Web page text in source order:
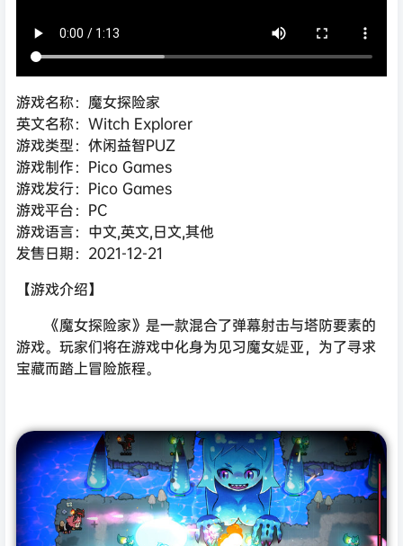
游戏名称：魔女探险家
英文名称：Witch Explorer
游戏类型：休闲益智PUZ
游戏制作：Pico Games
游戏发行：Pico Games
游戏平台：PC
游戏语言：中文,英文,日文,其他
发售日期：2021-12-21
【游戏介绍】
《魔女探险家》是一款混合了弹幕射击与塔防要素的
游戏。玩家们将在游戏中化身为见习魔女媞亚，为了寻求
宝藏而踏上冒险旅程。